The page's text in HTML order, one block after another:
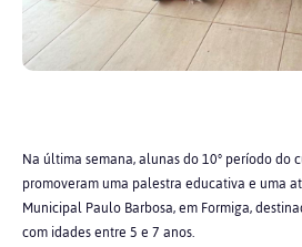
Na última semana, alunas do 10° período do
promoveram uma palestra educativa e uma
Municipal Paulo Barbosa, em Formiga,
com idades entre 5 e 7 anos.